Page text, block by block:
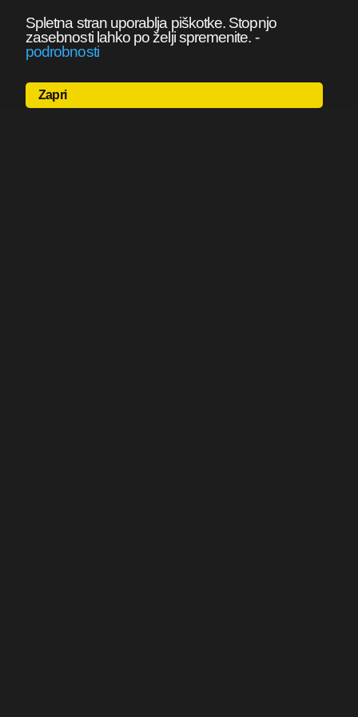
Spletna stran uporablja piškotke. Stopnjo
zasebnosti lahko po želji spremenite. -
podrobnosti
Zapri